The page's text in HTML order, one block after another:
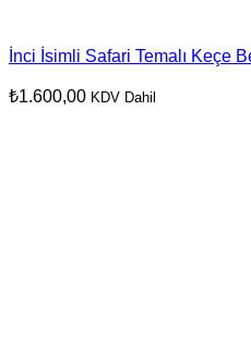
İnci İsimli Safari Temalı Keçe
₺1.600,00 KDV Dahil